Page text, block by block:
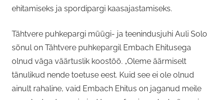
ehitamiseks ja spordipargi kaasajastamiseks.
Tähtvere puhkepargi müügi- ja teenindusjuhi Auli Solo
sõnul on Tähtvere puhkepargil Embach Ehitusega
olnud väga väärtuslik koostöö. „Oleme äärmiselt
tänulikud nende toetuse eest. Kuid see ei ole olnud
ainult rahaline, vaid Embach Ehitus on jaganud meile